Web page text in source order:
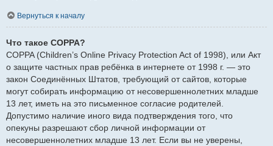
Вернуться к началу
Что такое COPPA?
COPPA (Children’s Online Privacy Protection Act of 1998), или Акт
о защите частных прав ребёнка в интернете от 1998 г. — это
закон Соединённых Штатов, требующий от сайтов, которые
могут собирать информацию от несовершеннолетних младше
13 лет, иметь на это письменное согласие родителей.
Допустимо наличие иного вида подтверждения того, что
опекуны разрешают сбор личной информации от
несовершеннолетних младше 13 лет. Если вы не уверены,